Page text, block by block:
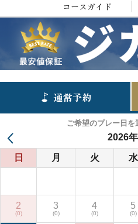
コースガイド
通常予約
ご希望のプレー日を
2026年
日 月 火 水
2 3 4 5